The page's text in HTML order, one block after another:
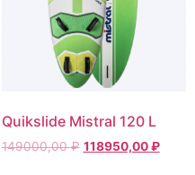
Quikslide Mistral 120 L
149000,00₽ 118950,00₽